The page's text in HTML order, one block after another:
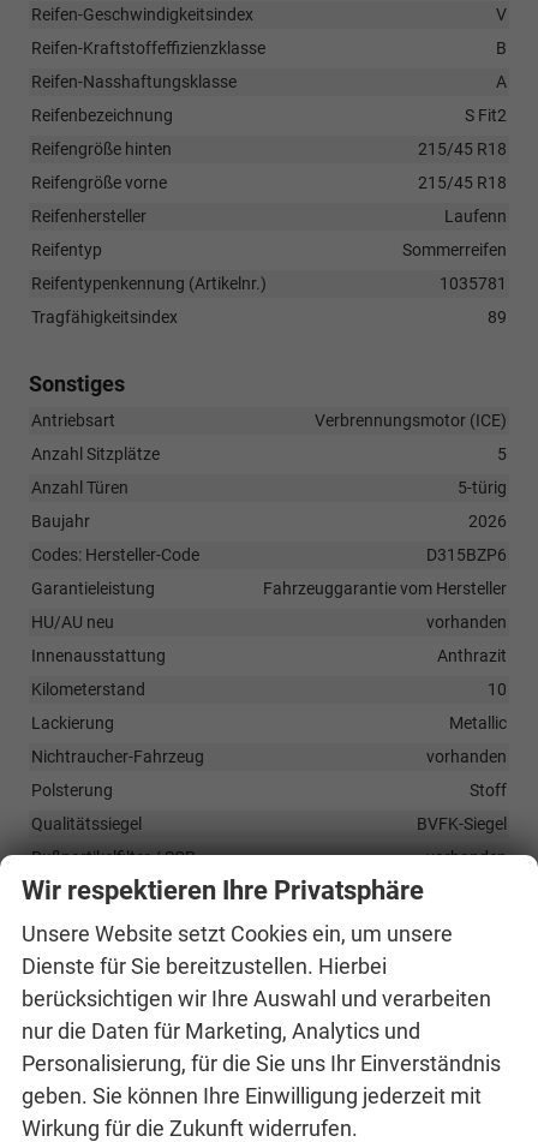
Reifen-Geschwindigkeitsindex
V
Reifen-Kraftstoffeffizienzklasse
B
Reifen-Nasshaftungsklasse
A
Reifenbezeichnung
S Fit2
Reifengröße hinten
215/45 R18
Reifengröße vorne
215/45 R18
Reifenhersteller
Laufenn
Reifentyp
Sommerreifen
Reifentypenkennung (Artikelnr.)
1035781
Tragfähigkeitsindex
89
Sonstiges
Antriebsart
Verbrennungsmotor (ICE)
Anzahl Sitzplätze
5
Anzahl Türen
5-türig
Baujahr
2026
Codes: Hersteller-Code
D315BZP6
Garantieleistung
Fahrzeuggarantie vom Hersteller
HU/AU neu
vorhanden
Innenausstattung
Anthrazit
Kilometerstand
10
Lackierung
Metallic
Nichtraucher-Fahrzeug
vorhanden
Polsterung
Stoff
Qualitätssiegel
BVFK-Siegel
Rußpartikelfilter / SCR
vorhanden
Zustand
Zustand, Aussehen
Zustand, Beschaffenheit
Scheckheftgepflegt
Zustand, Fahrfähigkeit
fahrtauglich
Serienausstattungen
Pakete
Wir respektieren Ihre Privatsphäre
Unsere Website setzt Cookies ein, um unsere
Dienste für Sie bereitzustellen. Hierbei
berücksichtigen wir Ihre Auswahl und verarbeiten
nur die Daten für Marketing, Analytics und
Personalisierung, für die Sie uns Ihr Einverständnis
geben. Sie können Ihre Einwilligung jederzeit mit
Wirkung für die Zukunft widerrufen.